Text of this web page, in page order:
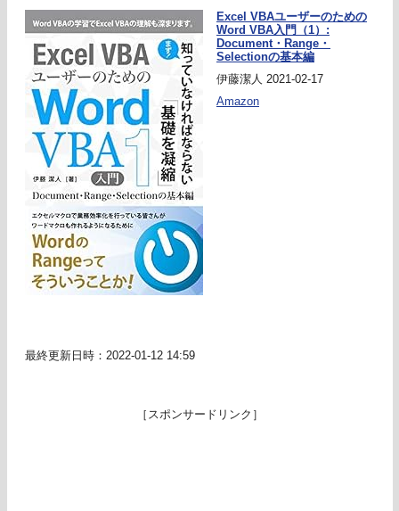
Excel VBAユーザーのための
Word VBA入門（1）:
Document・Range・
Selectionの基本編
伊藤潔人 2021-02-17
Amazon
最終更新日時：2022-01-12 14:59
［スポンサードリンク］